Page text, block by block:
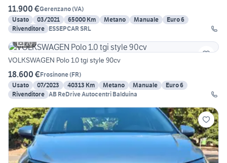
11.900 €Gerenzano(VA)
Usato
03/2021 65000 Km Metano Manuale
Euro 6
Rivenditore ESSEPCAR SRL
20
VOLKSWAGEN Polo 1.0 tgi style 90cv
18.600 €Frosinone(FR)
Usato
07/2023 40313 Km Metano Manuale
Euro 6
Rivenditore AB ReDrive Autocentri Balduina